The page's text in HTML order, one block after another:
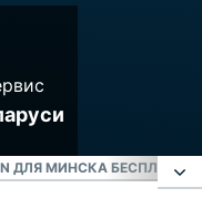
ДЛЯ МИНСКА БЕСПЛАТНО?